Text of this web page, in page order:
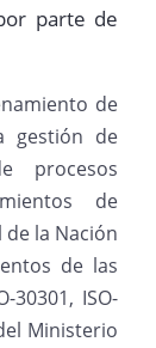
parte de
de
gestión de
procesos
de
la Nación
de las
30301, ISO-
Ministerio